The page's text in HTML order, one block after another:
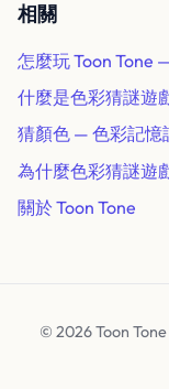
相關
怎麼玩 Toon Tone
什麼是色彩猜謎遊
猜顏色 — 色彩記憶
為什麼色彩猜謎遊
關於 Toon Tone
© 2026 Toon